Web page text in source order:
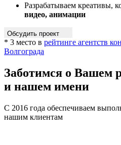
Разрабатываем креативы,
видео, анимации
Обсудить проект
* 3 место в рейтинге агентств
Волгограда
Заботимся о Вашем
и нашем имени
С 2016 года обеспечиваем
нашим клиентам